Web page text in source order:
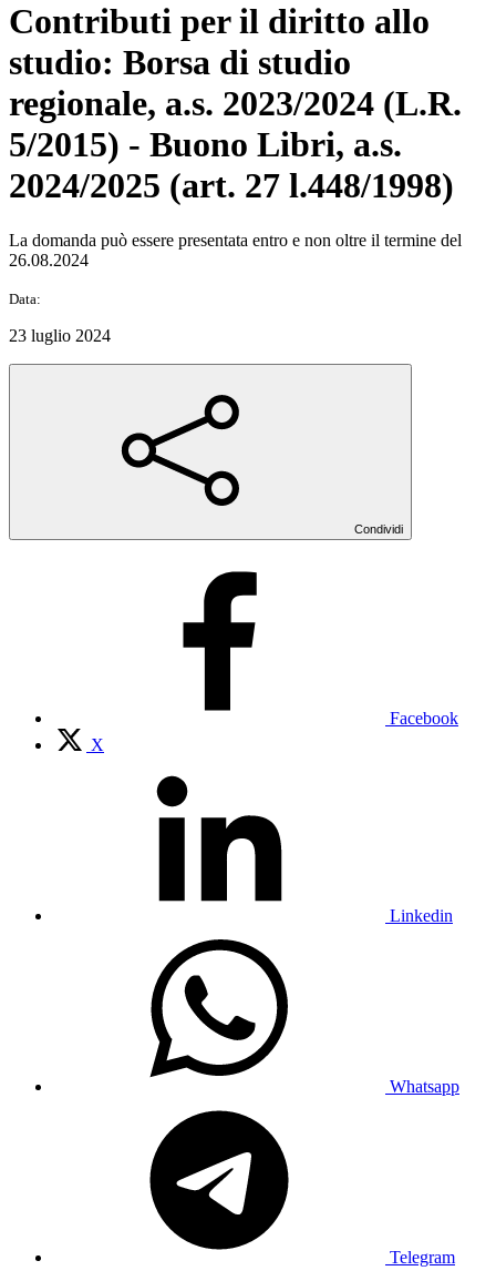
Contributi per il diritto allo
studio: Borsa di studio
regionale, a.s. 2023/2024 (L.R.
5/2015) - Buono Libri, a.s.
2024/2025 (art. 27 l.448/1998)
La domanda può essere presentata entro e non oltre il termine del
26.08.2024
Data:
23 luglio 2024
Condividi
Facebook
X
Linkedin
Whatsapp
Telegram